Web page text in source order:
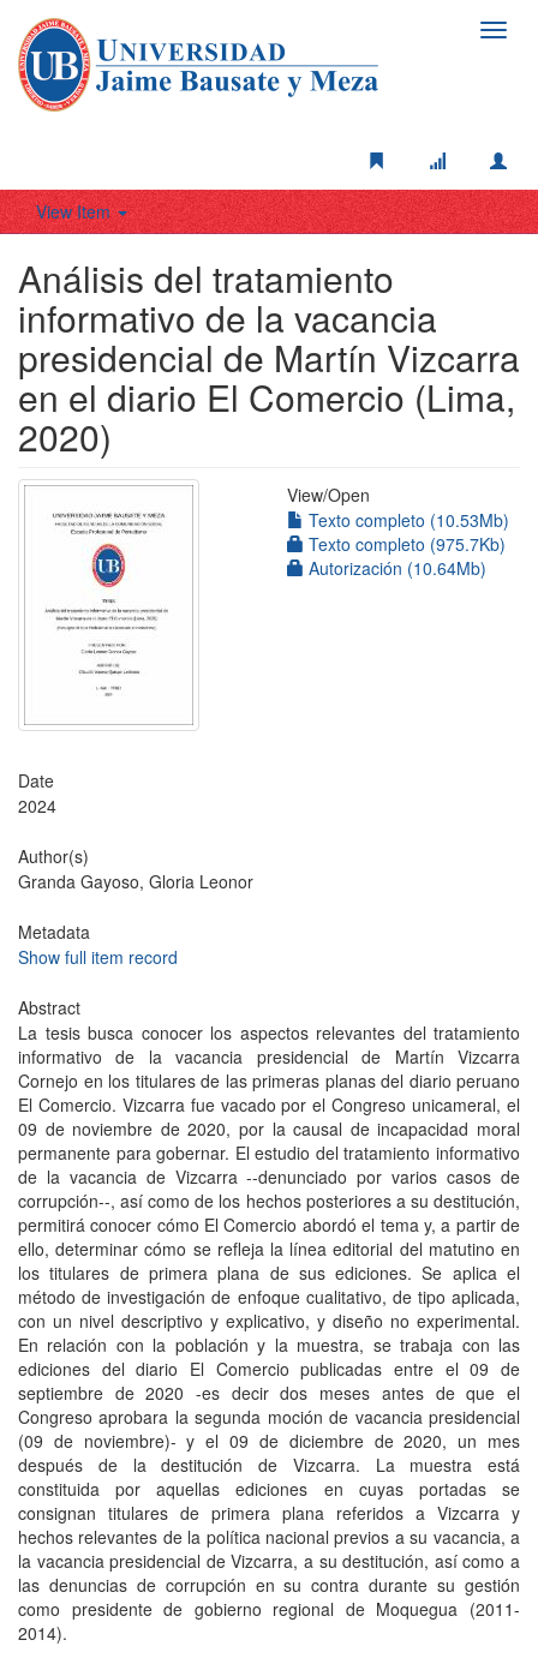
View Item
Análisis del tratamiento
informativo de la vacancia
presidencial de Martín Vizcarra
en el diario El Comercio (Lima,
2020)
View/Open
Texto completo (10.53Mb)
Texto completo (975.7Kb)
Autorización (10.64Mb)
Date
2024
Author(s)
Granda Gayoso, Gloria Leonor
Metadata
Show full item record
Abstract
La tesis busca conocer los aspectos relevantes del tratamiento
informativo de la vacancia presidencial de Martín Vizcarra
Cornejo en los titulares de las primeras planas del diario peruano
El Comercio. Vizcarra fue vacado por el Congreso unicameral, el
09 de noviembre de 2020, por la causal de incapacidad moral
permanente para gobernar. El estudio del tratamiento informativo
de la vacancia de Vizcarra --denunciado por varios casos de
corrupción--, así como de los hechos posteriores a su destitución,
permitirá conocer cómo El Comercio abordó el tema y, a partir de
ello, determinar cómo se refleja la línea editorial del matutino en
los titulares de primera plana de sus ediciones. Se aplica el
método de investigación de enfoque cualitativo, de tipo aplicada,
con un nivel descriptivo y explicativo, y diseño no experimental.
En relación con la población y la muestra, se trabaja con las
ediciones del diario El Comercio publicadas entre el 09 de
septiembre de 2020 -es decir dos meses antes de que el
Congreso aprobara la segunda moción de vacancia presidencial
(09 de noviembre)- y el 09 de diciembre de 2020, un mes
después de la destitución de Vizcarra. La muestra está
constituida por aquellas ediciones en cuyas portadas se
consignan titulares de primera plana referidos a Vizcarra y
hechos relevantes de la política nacional previos a su vacancia, a
la vacancia presidencial de Vizcarra, a su destitución, así como a
las denuncias de corrupción en su contra durante su gestión
como presidente de gobierno regional de Moquegua (2011-
2014).